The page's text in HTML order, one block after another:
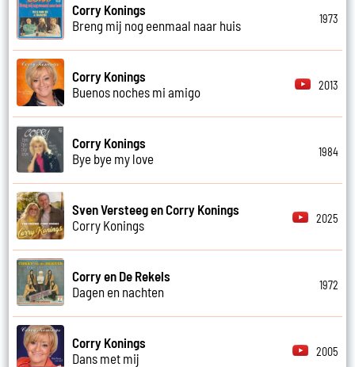
Corry Konings
Breng mij nog eenmaal naar huis
1973
Corry Konings
Buenos noches mi amigo
2013
Corry Konings
Bye bye my love
1984
Sven Versteeg en Corry Konings
Corry Konings
2025
Corry en De Rekels
Dagen en nachten
1972
Corry Konings
Dans met mij
2005